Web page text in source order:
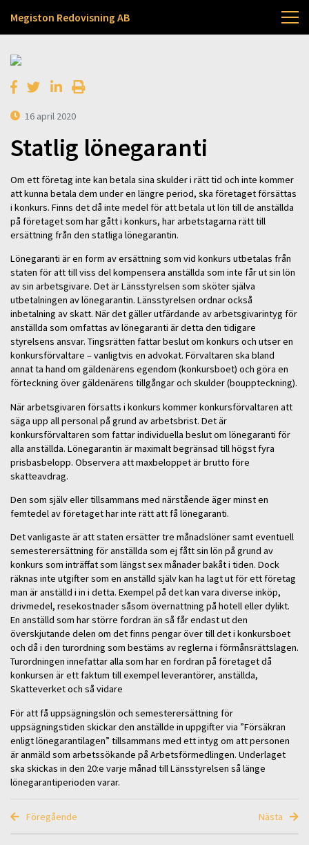
Megiston Redovisning AB
16 april 2020
Statlig lönegaranti
Om ett företag inte kan betala sina skulder i rätt tid och inte kommer
att kunna betala dem under en längre period, ska företaget försättas
i konkurs. Finns det då inte medel för att betala ut lön till de anställda
på företaget som har gått i konkurs, har arbetstagarna rätt till
ersättning från den statliga lönegarantin.
Lönegaranti är en form av ersättning som vid konkurs utbetalas från
staten för att till viss del kompensera anställda som inte får ut sin lön
av sin arbetsgivare. Det är Länsstyrelsen som sköter själva
utbetalningen av lönegarantin. Länsstyrelsen ordnar också
inbetalning av skatt. När det gäller utfärdande av arbetsgivarintyg för
anställda som omfattas av lönegaranti är detta den tidigare
styrelsens ansvar. Tingsrätten fattar beslut om konkurs och utser en
konkursförvaltare – vanligtvis en advokat. Förvaltaren ska bland
annat ta hand om gäldenärens egendom (konkursboet) och göra en
förteckning över gäldenärens tillgångar och skulder (bouppteckning).
När arbetsgivaren försatts i konkurs kommer konkursförvaltaren att
säga upp all personal på grund av arbetsbrist. Det är
konkursförvaltaren som fattar individuella beslut om lönegaranti för
alla anställda. Lönegarantin är maximalt begränsad till högst fyra
prisbasbelopp. Observera att maxbeloppet är brutto före
skatteavdrag.
Den som själv eller tillsammans med närstående äger minst en
femtedel av företaget har inte rätt att få lönegaranti.
Det vanligaste är att staten ersätter tre månadslöner samt eventuell
semesterersättning för anställda som ej fått sin lön på grund av
konkurs som inträffat som längst sex månader bakåt i tiden. Dock
räknas inte utgifter som en anställd själv kan ha lagt ut för ett företag
man är anställd i in i detta. Exempel på det kan vara diverse inköp,
drivmedel, resekostnader såsom övernattning på hotell eller dylikt.
En anställd som har större fordran än så får endast ut den
överskjutande delen om det finns pengar över till det i konkursboet
och då i den turordning som bestäms av reglerna i förmånsrättslagen.
Turordningen innefattar alla som har en fordran på företaget då
konkursen är ett faktum till exempel leverantörer, anställda,
Skatteverket och så vidare
För att få uppsägningslön och semesterersättning för
uppsägningstiden skickar den anställde in uppgifter via ”Försäkran
enligt lönegarantilagen” tillsammans med ett intyg om att personen
är anmäld som arbetssökande på Arbetsförmedlingen. Underlaget
ska skickas in den 20:e varje månad till Länsstyrelsen så länge
lönegarantiperioden varar.
Föregående Nästa